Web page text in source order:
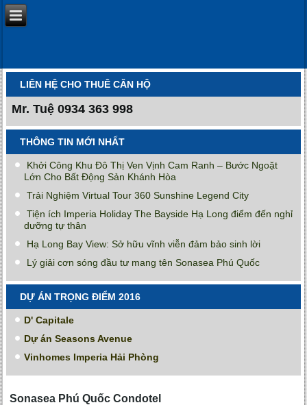
LIÊN HỆ CHO THUÊ CĂN HỘ
Mr. Tuệ 0934 363 998
THÔNG TIN MỚI NHẤT
Khởi Công Khu Đô Thị Ven Vịnh Cam Ranh – Bước Ngoặt
Lớn Cho Bất Động Sản Khánh Hòa
Trải Nghiệm Virtual Tour 360 Sunshine Legend City
Tiện ích Imperia Holiday The Bayside Hạ Long điểm đến nghỉ
dưỡng tự thân
Hạ Long Bay View: Sở hữu vĩnh viễn đảm bảo sinh lời
Lý giải cơn sóng đầu tư mang tên Sonasea Phú Quốc
DỰ ÁN TRỌNG ĐIỂM 2016
D' Capitale
Dự án Seasons Avenue
Vinhomes Imperia Hải Phòng
Sonasea Phú Quốc Condotel